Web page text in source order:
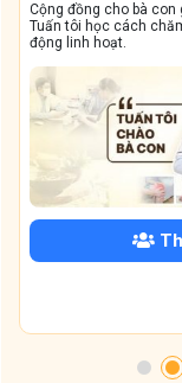
Cộng đồng này sẽ giúp
dẳng, viêm xoang tái